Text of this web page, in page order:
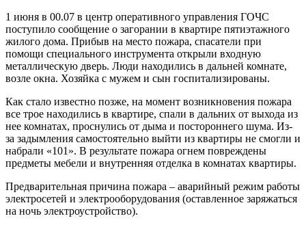
1 июня в 00.07 в центр оперативного управления ГОЧС
поступило сообщение о загорании в квартире пятиэтажного
жилого дома. Прибыв на место пожара, спасатели при
помощи специального инструмента открыли входную
металлическую дверь. Люди находились в дальней комнате,
возле окна. Хозяйка с мужем и сын госпитализированы.
Как стало известно позже, на момент возникновения пожара
все трое находились в квартире, спали в дальних от выхода из
нее комнатах, проснулись от дыма и постороннего шума. Из-
за задымления самостоятельно выйти из квартиры не смогли и
набрали «101». В результате пожара огнем повреждены
предметы мебели и внутренняя отделка в комнатах квартиры.
Предварительная причина пожара – аварийный режим работы
электросетей и электрооборудования (оставленное заряжаться
на ночь электроустройство).